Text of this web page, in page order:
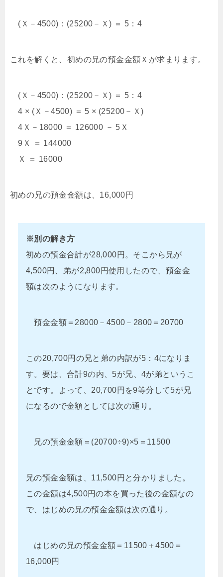
(Ｘ－4500)：(25200－Ｘ) ＝ 5：4
これを解くと、初めの兄の預金金額Ｘが求まります。
(Ｘ－4500)：(25200－Ｘ) ＝ 5：4
4 × (Ｘ－4500) ＝ 5 × (25200－Ｘ)
4Ｘ－18000 ＝ 126000 － 5Ｘ
9Ｘ ＝ 144000
Ｘ ＝ 16000
初めの兄の預金金額は、16,000円
※別の解き方
初めの預金合計が28,000円。そこから兄が
4,500円、弟が2,800円使用したので、預金金
額は次のようになります。
預金金額＝28000－4500－2800＝20700
この20,700円の兄と弟の内訳が5：4になりま
す。要は、合計9の内、5が兄、4が弟というこ
とです。よって、20,700円を9等分して5が兄
になるので金額としては次の通り。
兄の預金金額＝(20700÷9)×5＝11500
兄の預金金額は、11,500円と分かりました。
この金額は4,500円の本を買った後の金額なの
で、はじめの兄の預金金額は次の通り。
はじめの兄の預金金額＝11500＋4500＝
16,000円